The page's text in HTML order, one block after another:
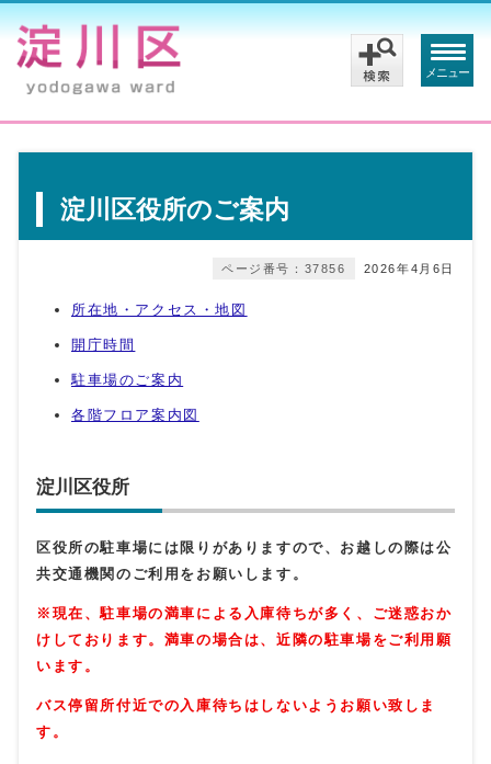
メニュー
淀川区役所のご案内
2026年4月6日
ページ番号：37856
所在地・アクセス・地図
開庁時間
駐車場のご案内
各階フロア案内図
淀川区役所
区役所の駐車場には限りがありますので、お越しの際は公
共交通機関のご利用をお願いします。
※現在、駐車場の満車による入庫待ちが多く、ご迷惑おか
けしております。満車の場合は、近隣の駐車場をご利用願
います。
バス停留所付近での入庫待ちはしないようお願い致しま
す。